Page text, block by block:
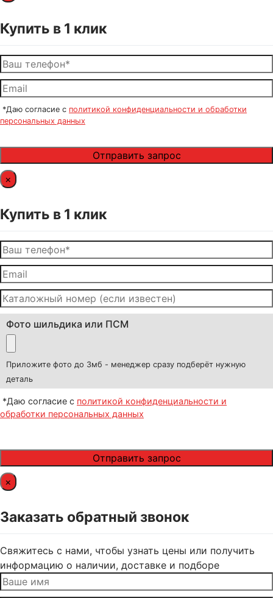
Купить в 1 клик
*Даю согласие с политикой конфиденциальности и обработки
персональных данных
×
Купить в 1 клик
Фото шильдика или ПСМ
Приложите фото до 3мб - менеджер сразу подберёт нужную
деталь
*Даю согласие с политикой конфиденциальности и
обработки персональных данных
×
Заказать обратный звонок
Свяжитесь с нами, чтобы узнать цены или получить
информацию о наличии, доставке и подборе